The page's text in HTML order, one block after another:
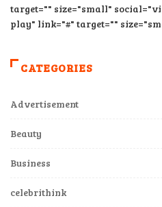
target="" size="small"
play" link="#" target=""
CATEGORIES
Advertisement
Beauty
Business
celebrithink